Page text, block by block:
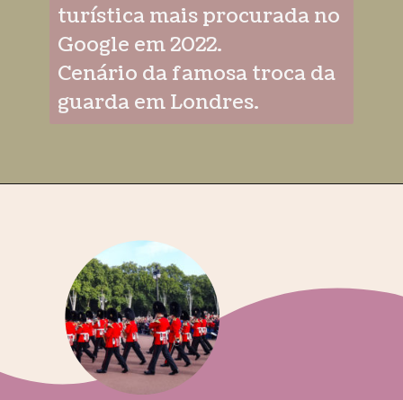
turística mais procurada no
Google em 2022.
Cenário da famosa troca da
guarda em Londres.